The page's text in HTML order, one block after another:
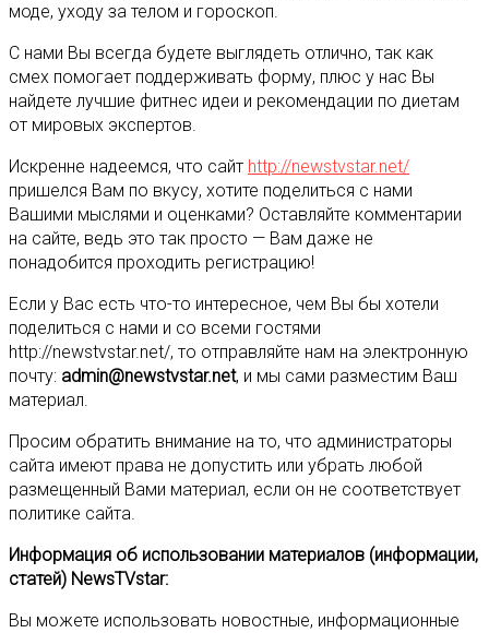
моде, уходу за телом и гороскоп.
С нами Вы всегда будете выглядеть отлично, так как
смех помогает поддерживать форму, плюс у нас Вы
найдете лучшие фитнес идеи и рекомендации по диетам
от мировых экспертов.
Искренне надеемся, что сайт http://newstvstar.net/
пришелся Вам по вкусу, хотите поделиться с нами
Вашими мыслями и оценками? Оставляйте комментарии
на сайте, ведь это так просто — Вам даже не
понадобится проходить регистрацию!
Если у Вас есть что-то интересное, чем Вы бы хотели
поделиться с нами и со всеми гостями
http://newstvstar.net/, то отправляйте нам на электронную
почту: admin@newstvstar.net, и мы сами разместим Ваш
материал.
Просим обратить внимание на то, что администраторы
сайта имеют права не допустить или убрать любой
размещенный Вами материал, если он не соответствует
политике сайта.
Информация об использовании материалов (информации,
статей) NewsTVstar:
Вы можете использовать новостные, информационные